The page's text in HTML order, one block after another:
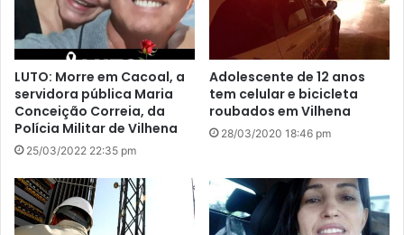
LUTO: Morre em Cacoal, a
servidora pública Maria
Conceição Correia, da
Polícia Militar de Vilhena
25/03/2022 22:35 pm
Adolescente de 12 anos
tem celular e bicicleta
roubados em Vilhena
28/03/2020 18:46 pm